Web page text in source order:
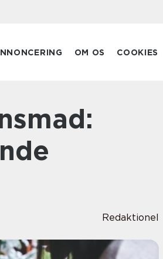
OM OS COOKIES
Redaktionel